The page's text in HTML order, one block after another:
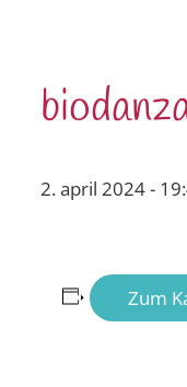
2. april 2024 -
Zum